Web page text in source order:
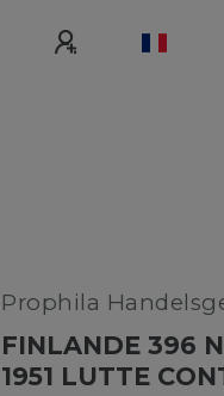
Prophila
FINLANDE 396
1951 LUTTE